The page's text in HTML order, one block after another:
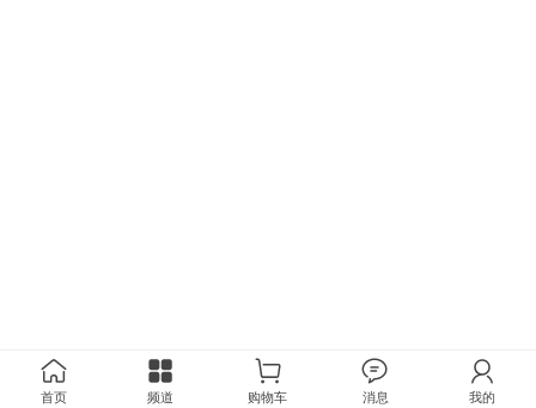
首页 频道 购物车 消息 我的